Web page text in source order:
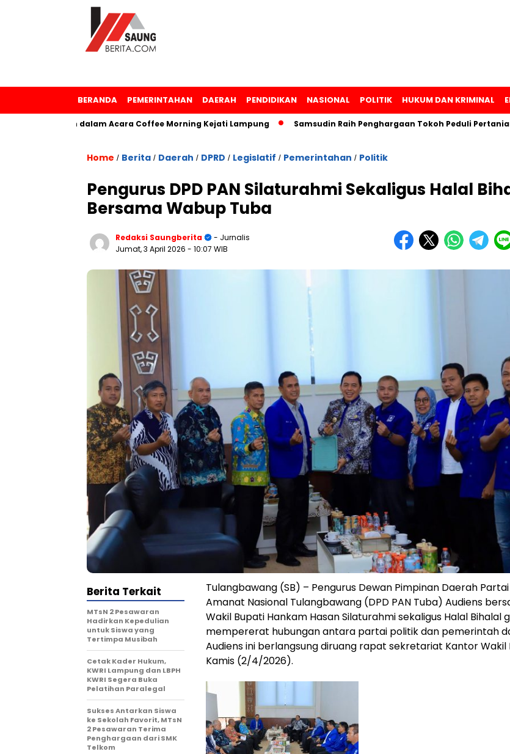
BERANDA PEMERINTAHAN DAERAH PENDIDIKAN NASIONAL POLITIK HUKUM DAN KRIMINAL
dalam Acara Coffee Morning Kejati Lampung Samsudin Raih Penghargaan Tokoh Peduli Pertanian
Home / Berita / Daerah / DPRD / Legislatif / Pemerintahan / Politik
Pengurus DPD PAN Silaturahmi Sekaligus Halal
Bersama Wabup Tuba
Redaksi Saungberita
- Jurnalis
Jumat, 3 April 2026 - 10:07 WIB
Tulangbawang (SB) – Pengurus Dewan Pimpinan Daerah Partai
Amanat Nasional Tulangbawang (DPD PAN Tuba) Audiens
Wakil Bupati Hankam Hasan Silaturahmi sekaligus Halal Bihalal
mempererat hubungan antara partai politik dan pemerintah
Audiens ini berlangsung diruang rapat sekretariat Kantor Wakil
Kamis (2/4/2026).
Berita Terkait
MTsN 2 Pesawaran
Hadirkan Kepedulian
untuk Siswa yang
Tertimpa Musibah
Cetak Kader Hukum,
KWRI Lampung dan LBPH
KWRI Segera Buka
Pelatihan Paralegal
Sukses Antarkan Siswa
ke Sekolah Favorit, MTsN
2 Pesawaran Terima
Penghargaan dari SMK
Telkom